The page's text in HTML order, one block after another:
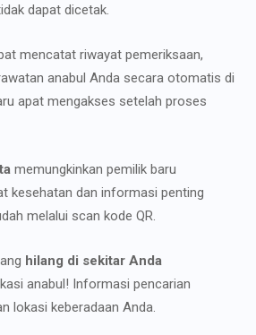
dapat dicetak.
mencatat riwayat pemeriksaan,
anabul Anda secara otomatis di
apat mengakses setelah proses
memungkinkan pemilik baru
kesehatan dan informasi penting
melalui scan kode QR.
hilang di sekitar Anda
anabul! Informasi pencarian
lokasi keberadaan Anda.